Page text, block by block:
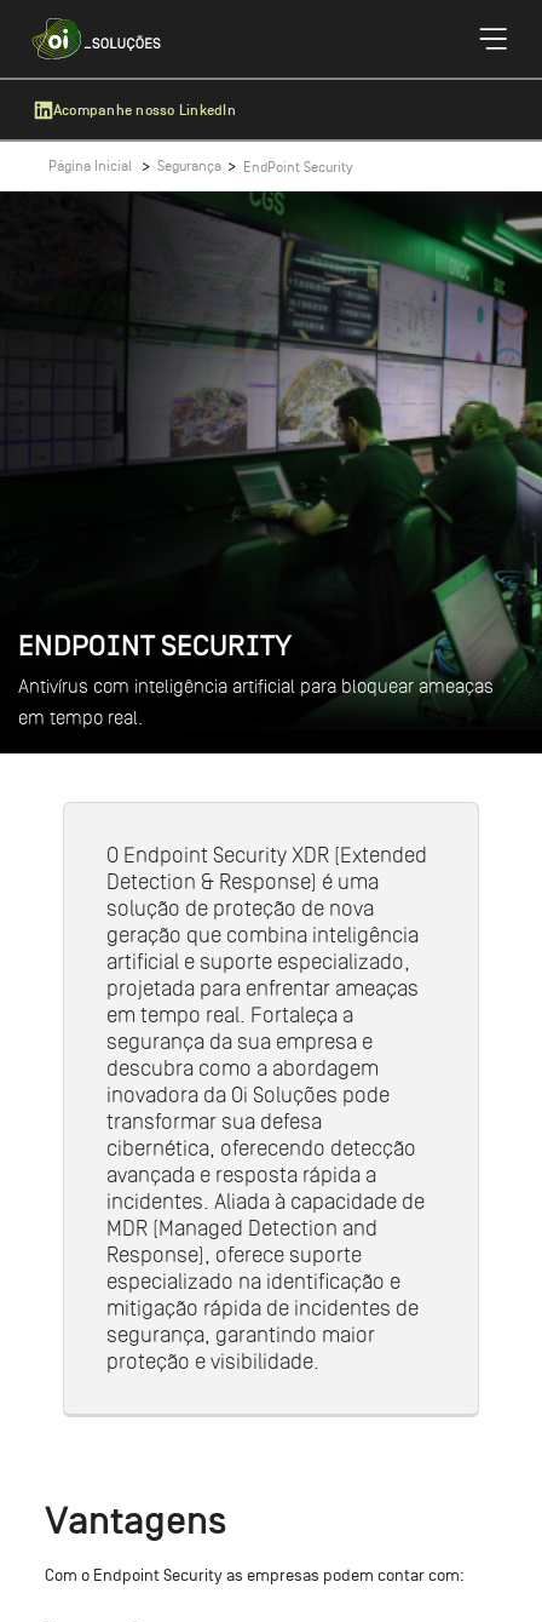
Acompanhe nosso LinkedIn
Página Inicial Segurança EndPoint Security
ENDPOINT SECURITY
Antivírus com inteligência artificial para bloquear ameaças
em tempo real.
O Endpoint Security XDR (Extended
Detection & Response) é uma
solução de proteção de nova
geração que combina inteligência
artificial e suporte especializado,
projetada para enfrentar ameaças
em tempo real. Fortaleça a
segurança da sua empresa e
descubra como a abordagem
inovadora da Oi Soluções pode
transformar sua defesa
cibernética, oferecendo detecção
avançada e resposta rápida a
incidentes. Aliada à capacidade de
MDR (Managed Detection and
Response), oferece suporte
especializado na identificação e
mitigação rápida de incidentes de
segurança, garantindo maior
proteção e visibilidade.
Vantagens
Com o Endpoint Security as empresas podem contar com: